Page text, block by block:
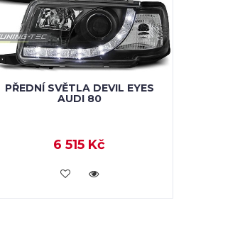
PŘEDNÍ SVĚTLA DEVIL EYES
AUDI 80
6 515 Kč
KOUPIT